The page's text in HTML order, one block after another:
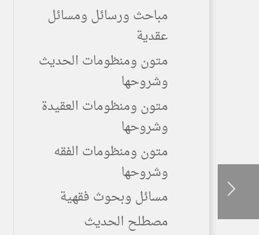
مباحث ورسائل ومسائل
عقدية
متون ومنظومات الحديث
وشروحها
متون ومنظومات العقيدة
وشروحها
متون ومنظومات الفقه
وشروحها
مسائل وبحوث فقهية
مصطلح الحديث